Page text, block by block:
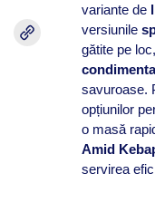
variante de
versiunile
gătite pe
savuroase.
opțiunilor
o masă
Amid
servirea